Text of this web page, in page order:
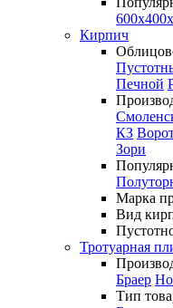
Кирпич
Печной
КЗ
Зори
Марка
Вид
Тротуарная
Браер
Тип